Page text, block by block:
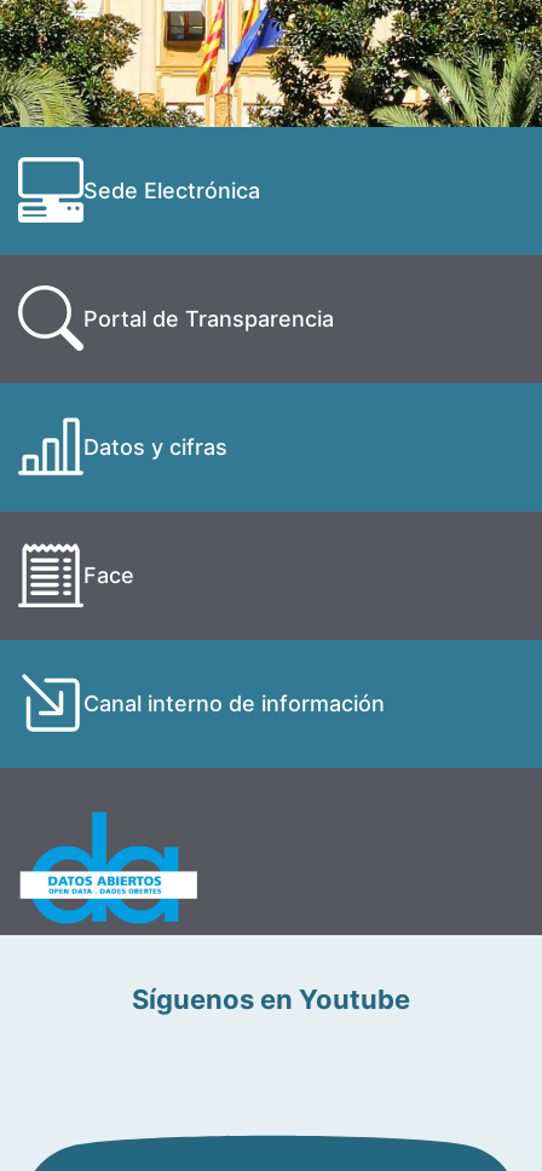
Sede Electrónica
Portal de Transparencia
Datos y cifras
Face
Canal interno de información
Síguenos en Youtube